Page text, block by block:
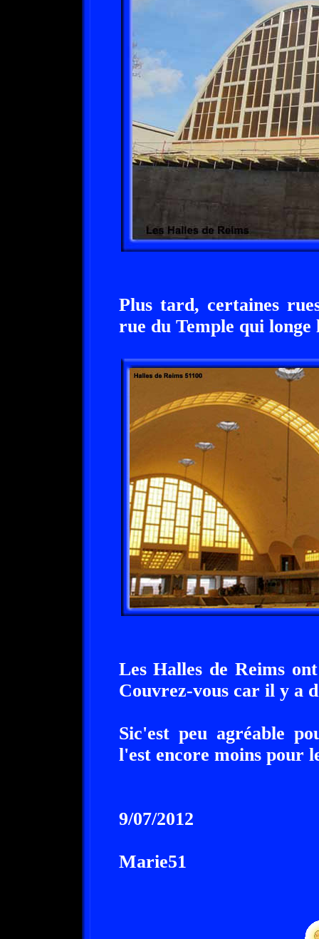
Plus tard, certaines
rue du Temple qui longe
Les Halles de Reims
Couvrez-vous car il y a
Sic'est peu agréable
l'est encore moins pour
9/07/2012
Marie51